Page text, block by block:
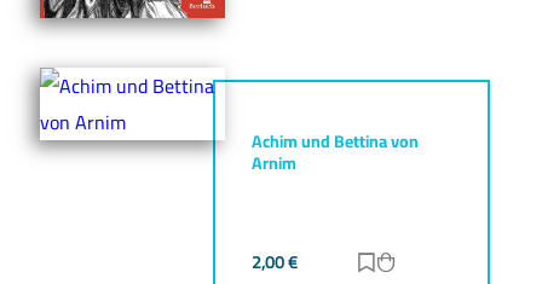
Achim und Bettina von
Arnim
2,00€ Zur Merkliste